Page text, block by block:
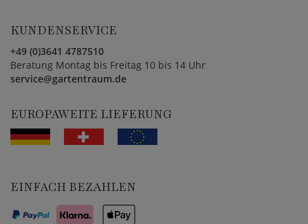
KUNDENSERVICE
+49 (0)3641 4787510
Beratung Montag bis Freitag 10 bis 14 Uhr
service@gartentraum.de
EUROPAWEITE LIEFERUNG
EINFACH BEZAHLEN